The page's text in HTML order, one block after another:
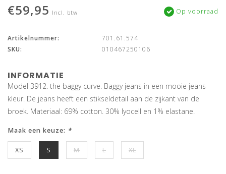
€59,95 Incl. btw Op voorraad
Artikelnummer:
701.61.574
SKU:
010467250106
INFORMATIE
Model 3912. the baggy curve. Baggy jeans in een mooie jeans
kleur. De jeans heeft een stikseldetail aan de zijkant van de
broek. Materiaal: 69% cotton. 30% lyocell en 1% elastane.
Maak een keuze: *
XS S M L XL